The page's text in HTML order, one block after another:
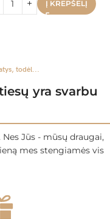
Į KREPŠELĮ
todėl...
yra svarbu
Jūs - mūsų draugai,
mes stengiamės vis